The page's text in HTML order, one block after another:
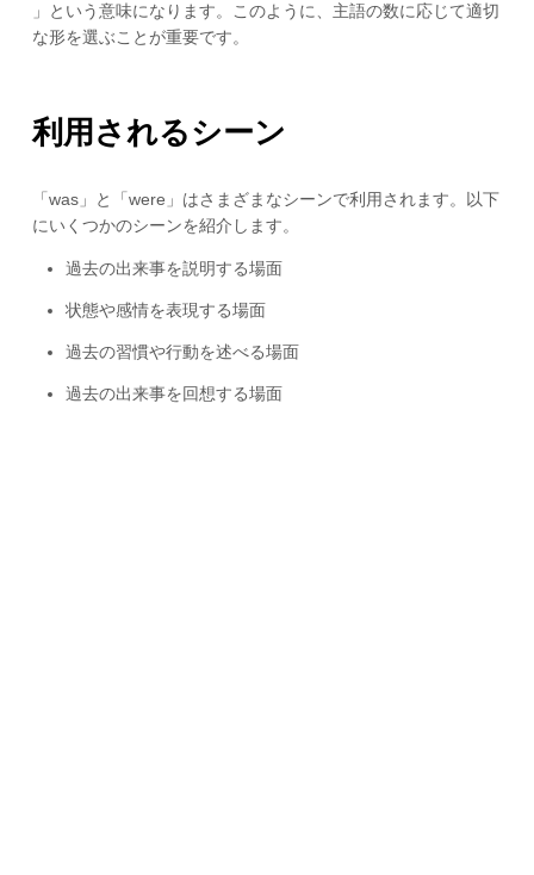
」という意味になります。このように、主語の数に応じて適切
な形を選ぶことが重要です。
利用されるシーン
「was」と「were」はさまざまなシーンで利用されます。以下
にいくつかのシーンを紹介します。
過去の出来事を説明する場面
状態や感情を表現する場面
過去の習慣や行動を述べる場面
過去の出来事を回想する場面